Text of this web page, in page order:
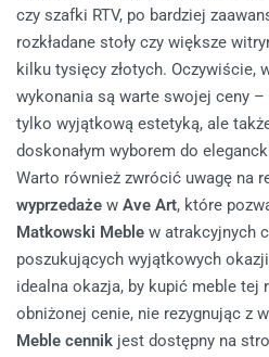
czy szafki RTV, po bardziej
rozkładane stoły czy większe
kilku tysięcy złotych. Oczywiście,
wykonania są warte swojej ceny
tylko wyjątkową estetyką, ale
doskonałym wyborem do
Warto również zwrócić uwagę na
wyprzedaże w Ave Art, które
Matkowski Meble w atrakcyjnych
poszukujących wyjątkowych
idealna okazja, by kupić meble tej
obniżonej cenie, nie rezygnując z
Meble cennik jest dostępny na